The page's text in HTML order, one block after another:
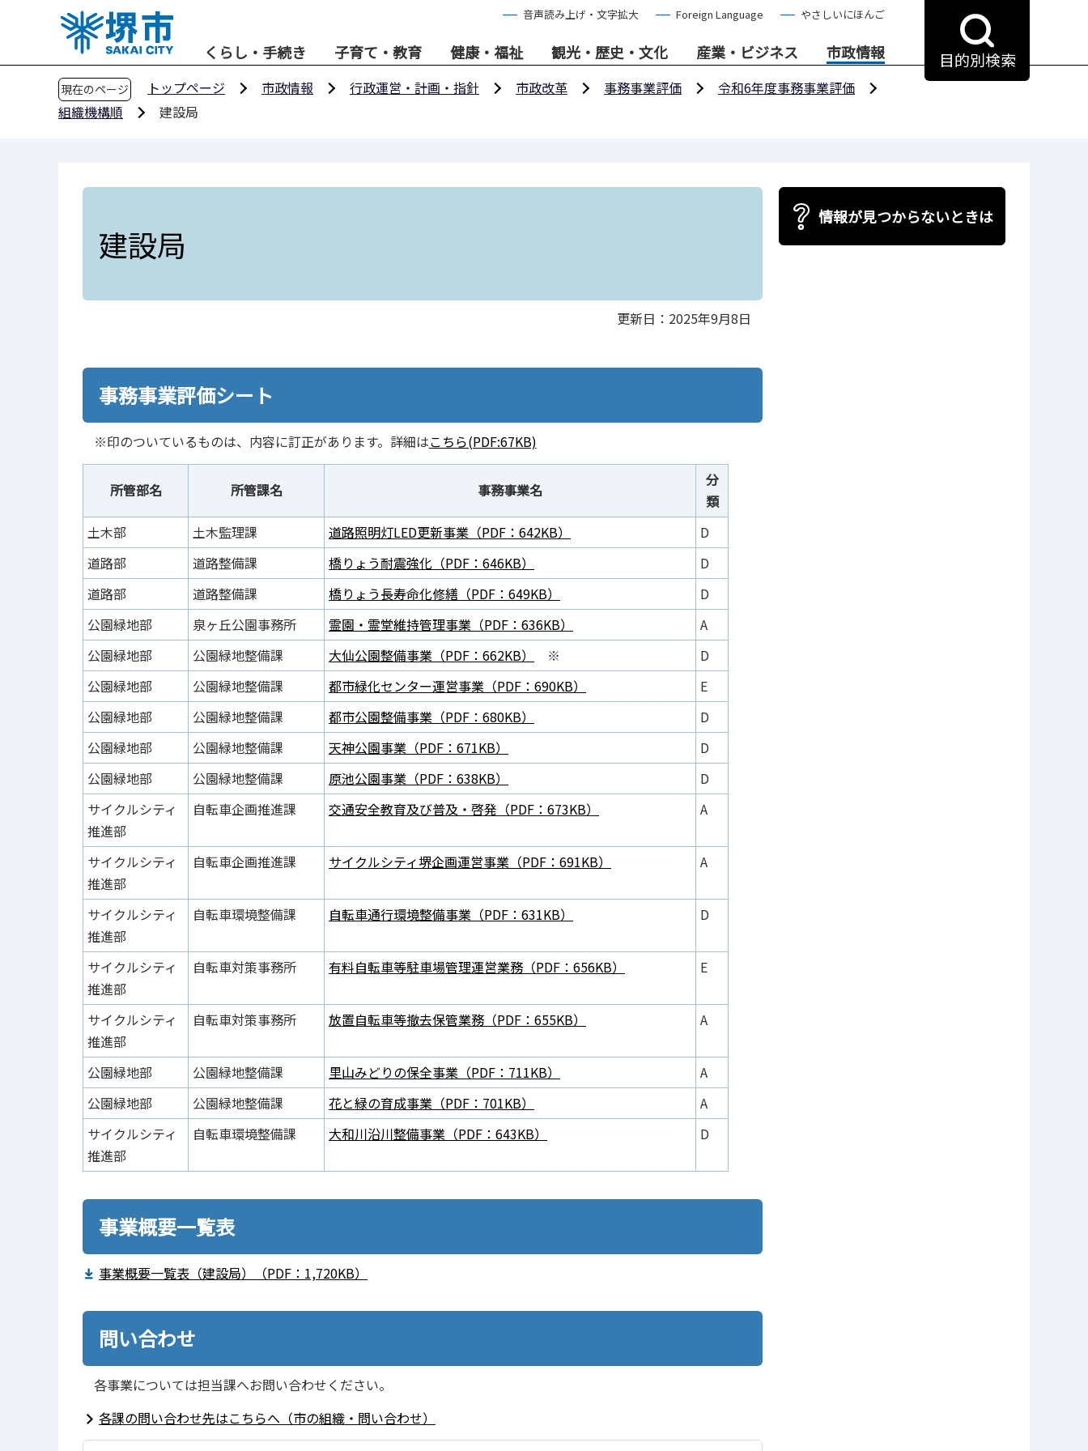
音声読み上げ・文字拡大 Foreign Language やさしいにほんご
くらし・手続き 子育て・教育 健康・福祉 観光・歴史・文化 産業・ビジネス 市政情報 目的別検索
現在のページ トップページ 市政情報 行政運営・計画・指針 市政改革 事務事業評価
令和6年度事務事業評価
組織機構順
建設局
建設局
更新日：2025年9月8日
事務事業評価シート
※印のついているものは、内容に訂正があります。詳細はこちら(PDF:67KB)
所管部名 所管課名 事務事業名
分
類
土木部
土木監理課 道路照明灯LED更新事業（PDF：642KB）
D
道路部
道路整備課 橋りょう耐震強化（PDF：646KB）
D
道路部
道路整備課 橋りょう長寿命化修繕（PDF：649KB）
D
公園緑地部
泉ヶ丘公園事務所 霊園・霊堂維持管理事業（PDF：636KB）
A
公園緑地部
公園緑地整備課 大仙公園整備事業（PDF：662KB） ※
D
公園緑地部
公園緑地整備課 都市緑化センター運営事業（PDF：690KB）
E
公園緑地部
公園緑地整備課 都市公園整備事業（PDF：680KB）
D
公園緑地部
公園緑地整備課 天神公園事業（PDF：671KB）
D
公園緑地部
公園緑地整備課 原池公園事業（PDF：638KB）
D
サイクルシティ
推進部
自転車企画推進課 交通安全教育及び普及・啓発（PDF：673KB） A
サイクルシティ
推進部
自転車企画推進課 サイクルシティ堺企画運営事業（PDF：691KB） A
サイクルシティ
推進部
自転車環境整備課 自転車通行環境整備事業（PDF：631KB） D
サイクルシティ
推進部
自転車対策事務所 有料自転車等駐車場管理運営業務（PDF：656KB） E
サイクルシティ
推進部
自転車対策事務所 放置自転車等撤去保管業務（PDF：655KB） A
公園緑地部 公園緑地整備課 里山みどりの保全事業（PDF：711KB）
A
公園緑地部
公園緑地整備課 花と緑の育成事業（PDF：701KB）
A
サイクルシティ
推進部
自転車環境整備課 大和川沿川整備事業（PDF：643KB） D
事業概要一覧表
事業概要一覧表（建設局）（PDF：1,720KB）
問い合わせ
各事業については担当課へお問い合わせください。
各課の問い合わせ先はこちらへ（市の組織・問い合わせ）
情報が見つからないときは